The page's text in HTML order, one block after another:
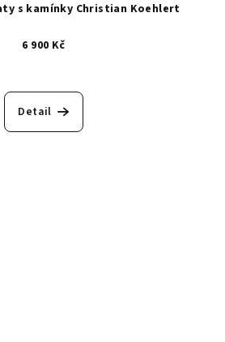
s kamínky Christian Koehlert
6 900 Kč
Detail